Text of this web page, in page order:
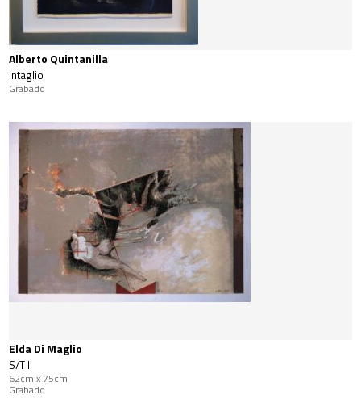
Alberto Quintanilla
Intaglio
Grabado
Elda Di Maglio
S/T I
62cm x 75cm
Grabado